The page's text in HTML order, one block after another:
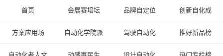
首页 会展赛培坛 品牌自定位 创新自化成
方案应用场 自动化学院派 驾驶自动化 推好新品榜